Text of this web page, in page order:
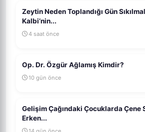
Zeytin Neden Toplandığı Gün
Kalbi’nin...
4 saat önce
Op. Dr. Özgür Ağlamış Kimdir?
10 gün önce
Gelişim Çağındaki Çocuklarda Çene
Erken...